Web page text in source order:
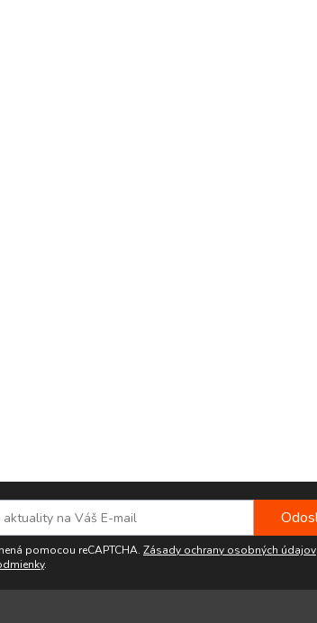
pomocou reCAPTCHA. Zásady ochrany osobných údajov
.